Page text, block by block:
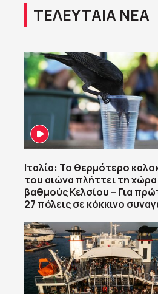
ΤΕΛΕΥΤΑΙΑ ΝΕΑ
Ιταλία: Το θερμότερο
του αιώνα πλήττει τη χώρα
βαθμούς Κελσίου – Για
27 πόλεις σε κόκκινο